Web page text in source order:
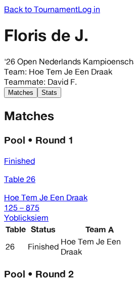
Back to TournamentLog in
Floris de J.
'26 Open Nederlands
Team: Hoe Tem Je Een Draak
Teammate: David F.
Matches Stats
Matches
Pool • Round 1
Finished
Table 26
Hoe Tem Je Een Draak
125 – 875
Yoblicksiem
Table Status Team A
26
Finished Hoe Tem Je Een
Draak
Pool • Round 2